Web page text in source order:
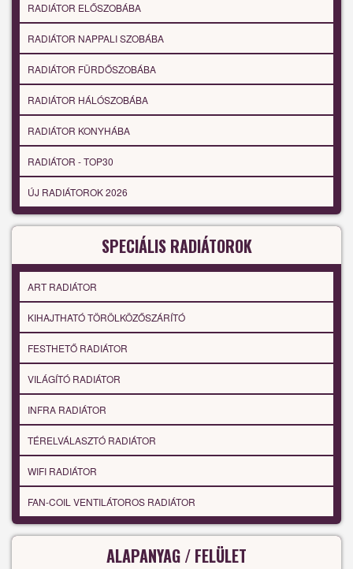
RADIÁTOR ELŐSZOBÁBA
RADIÁTOR NAPPALI SZOBÁBA
RADIÁTOR FÜRDŐSZOBÁBA
RADIÁTOR HÁLÓSZOBÁBA
RADIÁTOR KONYHÁBA
RADIÁTOR - TOP30
ÚJ RADIÁTOROK 2026
SPECIÁLIS RADIÁTOROK
ART RADIÁTOR
KIHAJTHATÓ TÖRÖLKÖZŐSZÁRÍTÓ
FESTHETŐ RADIÁTOR
VILÁGÍTÓ RADIÁTOR
INFRA RADIÁTOR
TÉRELVÁLASZTÓ RADIÁTOR
WIFI RADIÁTOR
FAN-COIL VENTILÁTOROS RADIÁTOR
ALAPANYAG / FELÜLET